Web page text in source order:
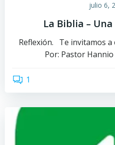
julio 6,
La Biblia –
Reflexión. Te invitamos a
Por: Pastor
1